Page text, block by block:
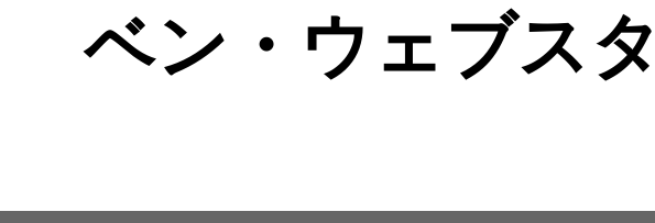
ベン・ウェブス